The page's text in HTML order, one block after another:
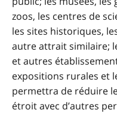
zoos, les centres de
les sites historiques,
autre attrait similaire;
et autres
expositions rurales et
permettra de réduire
étroit avec d’autres